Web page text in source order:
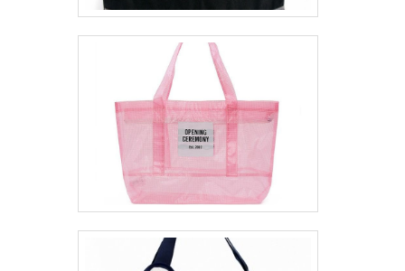
variedades em ecobag de tecido e
camisetas promocionais com ótima
qualidade e excelente custo-benefício.Com
o objetivo de trazer a satisfação a todos os
clientes, a empresa entende que seu melhor
destaque é conquistar a confiança de cada
um. Tudo isso só é possível através do
investimento em equipamentos modernos e
profissionais experientes. A Planeta Ecobag
é uma empresa que tem sido preferência no
segmento por toda seriedade e qualidade, o
que garante o sucesso dos clientes de